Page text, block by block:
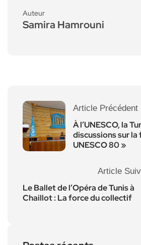
Auteur
Samira Hamrouni
Article Précédent
À l’UNESCO, la
discussions sur
UNESCO 80 »
Article
Le Ballet de l’Opéra de Tunis à
Chaillot : La force du collectif